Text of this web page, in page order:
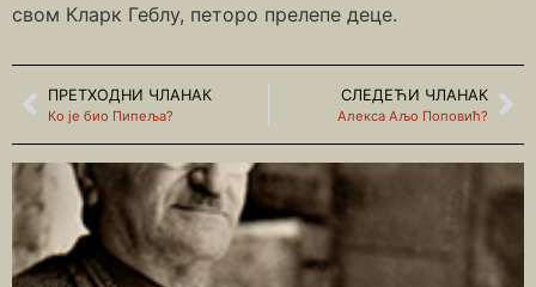
свом Кларк Геблу, петоро прелепе деце.
ПРЕТХОДНИ ЧЛАНАК
Ко је био Пипеља?
СЛЕДЕЋИ ЧЛАНАК
Алекса Аљо Поповић?